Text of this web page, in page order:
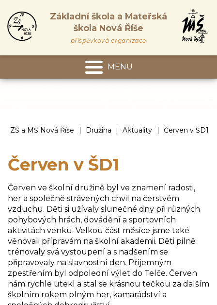
Základní škola a Mateřská
škola Nová Říše
příspěvková organizace
MENU
ZŠ a MŠ Nová Říše | Družina | Aktuality | Červen v ŠD1
Červen v ŠD1
Červen ve školní družině byl ve znamení radosti,
her a společně strávených chvil na čerstvém
vzduchu. Děti si užívaly slunečné dny při různých
pohybových hrách, dovádění a sportovních
aktivitách venku. Velkou část měsíce jsme také
věnovali přípravám na školní akademii. Děti pilně
trénovaly svá vystoupení a s nadšením se
připravovaly na slavnostní den. Příjemným
zpestřením byl odpolední výlet do Telče. Červen
nám rychle utekl a stal se krásnou tečkou za dalším
školním rokem plným her, kamarádství a